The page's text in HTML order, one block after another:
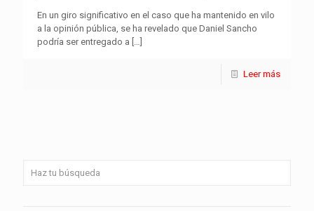
En un giro significativo en el caso que ha mantenido en vilo
a la opinión pública, se ha revelado que Daniel Sancho
podría ser entregado a […]
Leer más